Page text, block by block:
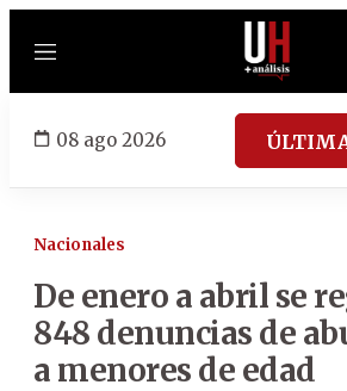
Menú
08 ago 2026
Nacionales
De enero a abril se
848 denuncias de
a menores de edad